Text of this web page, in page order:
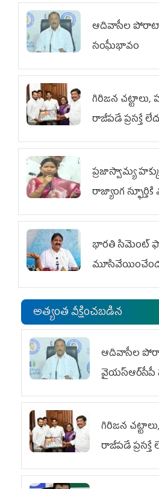
ఆదివాసీల
సంఘీభావం
గిరిజన చట్టాలు,
రాజీపడే ప్రసక్తే
ప్రజాస్వామ్య
రాజ్యాంగ స్ఫూర్తికి
భారతి సిమెంట్
అత్యంత వీక్షించబడిన
ఆదివాసీల
వైయ‌స్ఆర్‌సీపీ
గిరిజన
రాజీపడే ప్రసక్తే